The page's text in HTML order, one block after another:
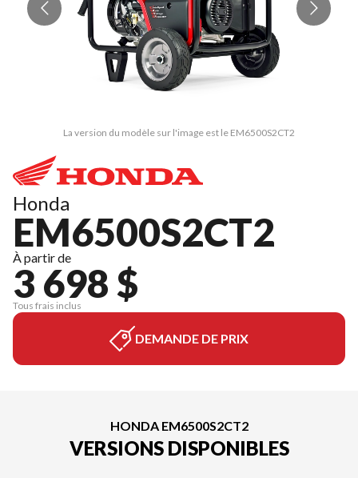
La version du modèle sur l'image est le EM6500S2CT2
Honda
EM6500S2CT2
À partir de
3 698 $
Tous frais inclus
DEMANDE DE PRIX
HONDA EM6500S2CT2
VERSIONS DISPONIBLES